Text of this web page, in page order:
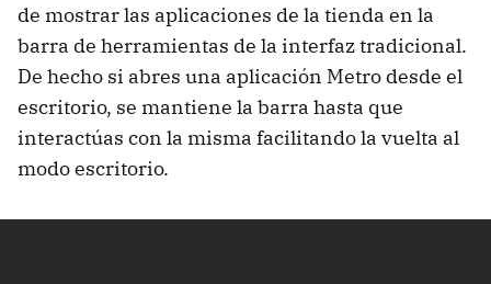
de mostrar las aplicaciones de la tienda en la
barra de herramientas de la interfaz tradicional.
De hecho si abres una aplicación Metro desde el
escritorio, se mantiene la barra hasta que
interactúas con la misma facilitando la vuelta al
modo escritorio.